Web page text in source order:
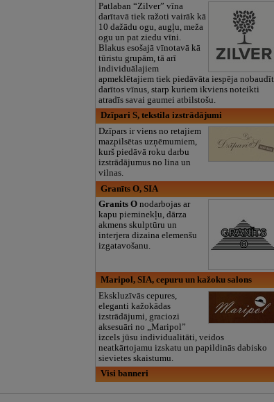
Patlaban “Zilver” vīna
darītavā tiek ražoti vairāk kā
10 dažādu ogu, augļu, meža
ogu un pat ziedu vīni.
Blakus esošajā vīnotavā kā
tūristu grupām, tā arī
individuālajiem
apmeklētajiem tiek piedāvāta iespēja nobaudīt
darītos vīnus, starp kuriem ikviens noteikti
atradīs savai gaumei atbilstošu.
Dzīpari S, tekstila izstrādājumi
Dzīpars ir viens no retajiem
mazpilsētas uzņēmumiem,
kurš piedāvā roku darbu
izstrādājumus no lina un
vilnas.
Granīts O, SIA
Granits O nodarbojas ar
kapu pieminekļu, dārza
akmens skulptūru un
interjera dizaina elemenšu
izgatavošanu.
Maripol, SIA, cepuru un kažoku salons
Ekskluzīvās cepures,
eleganti kažokādas
izstrādājumi, graciozi
aksesuāri no „Maripol”
izcels jūsu individualitāti, veidos
neatkārtojamu izskatu un papildinās dabisko
sievietes skaistumu.
Visi banneri